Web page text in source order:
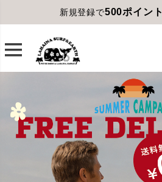
新規登録で500ポイント